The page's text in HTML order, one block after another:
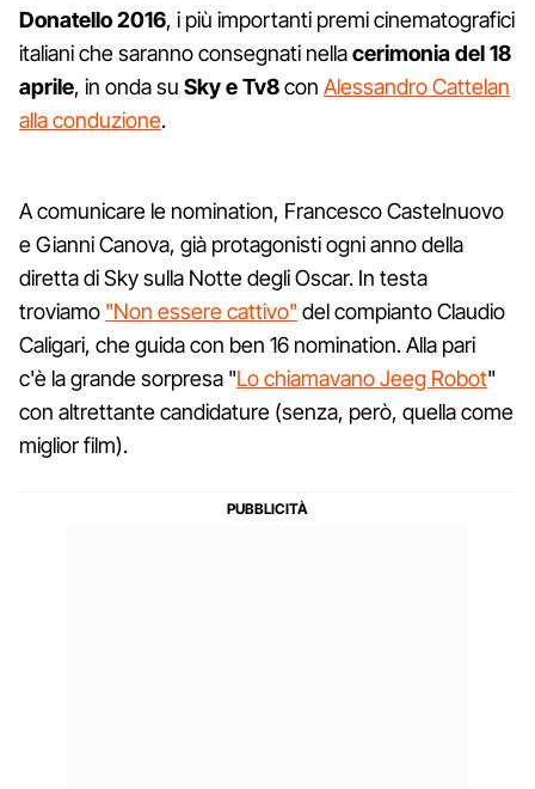
Donatello 2016, i più importanti premi cinematografici
italiani che saranno consegnati nellacerimonia del 18
aprile, in onda su Sky e Tv8con Alessandro Cattelan
alla conduzione.
A comunicare le nomination, Francesco Castelnuovo
e Gianni Canova, già protagonisti ogni anno della
diretta di Sky sulla Notte degli Oscar. In testa
troviamo "Non essere cattivo" del compianto Claudio
Caligari, che guida con ben 16 nomination. Alla pari
c'è la grande sorpresa "Lo chiamavano Jeeg Robot"
con altrettante candidature (senza, però, quella come
miglior film).